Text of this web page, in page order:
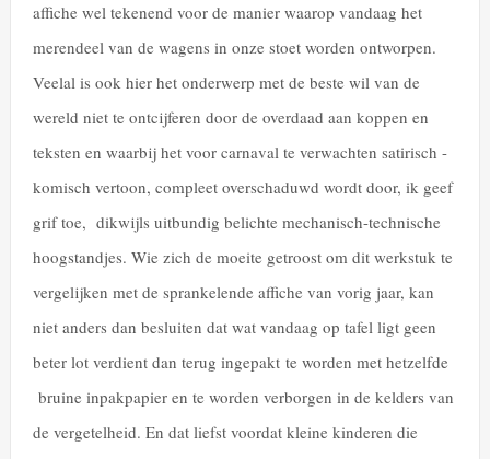
affiche wel tekenend voor de manier waarop vandaag het
merendeel van de wagens in onze stoet worden ontworpen.
Veelal is ook hier het onderwerp met de beste wil van de
wereld niet te ontcijferen door de overdaad aan koppen en
teksten en waarbij het voor carnaval te verwachten satirisch -
komisch vertoon, compleet overschaduwd wordt door, ik geef
grif toe, dikwijls uitbundig belichte mechanisch-technische
hoogstandjes. Wie zich de moeite getroost om dit werkstuk te
vergelijken met de sprankelende affiche van vorig jaar, kan
niet anders dan besluiten dat wat vandaag op tafel ligt geen
beter lot verdient dan terug ingepakt te worden met hetzelfde
bruine inpakpapier en te worden verborgen in de kelders van
de vergetelheid. En dat liefst voordat kleine kinderen die